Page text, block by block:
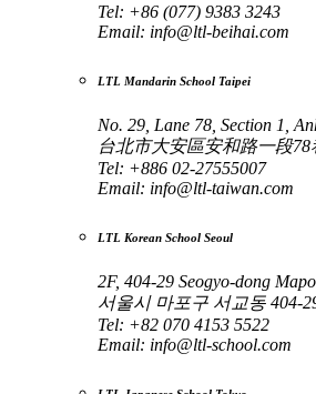
Tel: +86 (077) 9383 3243
Email: info@ltl-beihai.com
LTL Mandarin School Taipei
No. 29, Lane 78, Section 1,
台北市大安區安和路一段78
Tel: +886 02-27555007
Email: info@ltl-taiwan.com
LTL Korean School Seoul
2F, 404-29 Seogyo-dong
서울시 마포구 서교동 404-
Tel: +82 070 4153 5522
Email: info@ltl-school.com